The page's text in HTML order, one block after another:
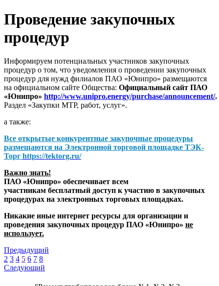
Проведение закупочных
процедур
Информируем потенциальных участников закупочных
процедур о том, что уведомления о проведении закупочных
процедур для нужд филиалов ПАО «Юнипро» размещаются
на официальном сайте Общества: Официальный сайт ПАО
«Юнипро» http://www.unipro.energy/purchase/announcement/.
Раздел «Закупки МТР, работ, услуг».
а также:
Все открытые конкурентные закупочные процедуры
размещаются на Электронной торговой площадке ТЭК-
Торг https://tektorg.ru/
Важно знать!
ПАО «Юнипро» обеспечивает всем
участникам бесплатный доступ к участию в закупочных
процедурах на электронных торговых площадках.
Никакие иные интернет ресурсы для организации и
проведения закупочных процедур ПАО «Юнипро» не
использует.
Предыдущий
2 3 4 5 6 7 8
Следующий